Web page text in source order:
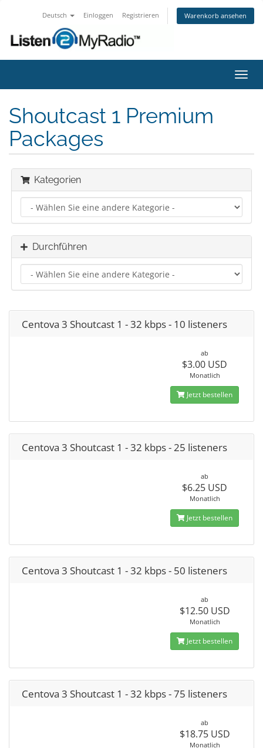
Deutsch Einloggen Registrieren Warenkorb ansehen
ein-/
Shoutcast 1 Premium
Packages
Kategorien
Durchführen
Centova 3 Shoutcast 1 - 32 kbps - 10 listeners
ab
$3.00 USD
Monatlich
Jetzt bestellen
Centova 3 Shoutcast 1 - 32 kbps - 25 listeners
ab
$6.25 USD
Monatlich
Jetzt bestellen
Centova 3 Shoutcast 1 - 32 kbps - 50 listeners
ab
$12.50 USD
Monatlich
Jetzt bestellen
Centova 3 Shoutcast 1 - 32 kbps - 75 listeners
ab
$18.75 USD
Monatlich